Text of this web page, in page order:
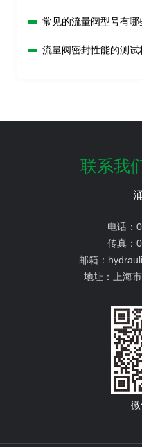
常见的流量阀型号有哪
流量阀密封性能的测试
联系我
电话：
传真：
邮箱：
地址：
上海